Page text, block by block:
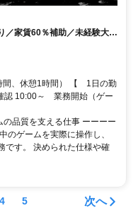
／家賃60％補助／未経験大歓
間、休憩1時間） 【 1日の勤
10:00～ 業務開始（ゲー
品質を支える仕事 ーーーー
のゲームを実際に操作し、
です。 決められた仕様や確
4 5 次へ